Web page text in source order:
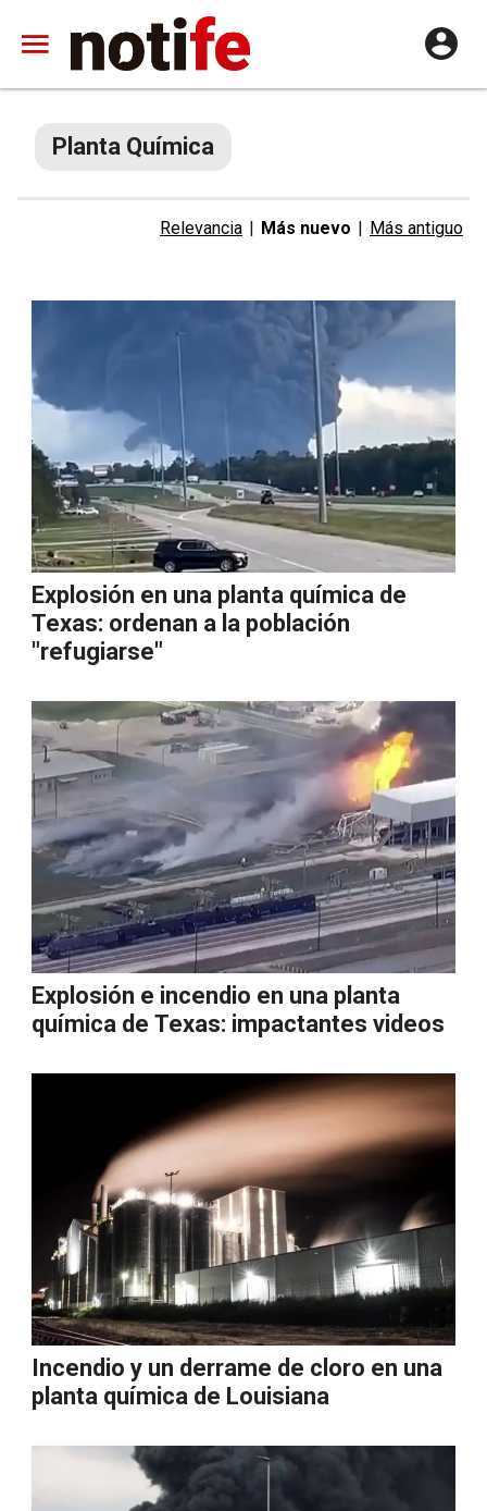
Planta Química
Relevancia | Más nuevo | Más antiguo
Explosión en una planta química de
Texas: ordenan a la población
"refugiarse"
Explosión e incendio en una planta
química de Texas: impactantes videos
Incendio y un derrame de cloro en una
planta química de Louisiana